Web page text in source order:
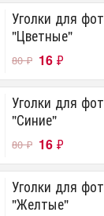
Уголки для
"Цветные"
80₽ 16 ₽
Уголки для
"Синие"
80₽ 16 ₽
Уголки для
"Желтые"